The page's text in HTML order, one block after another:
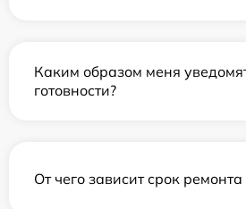
Каким образом меня
готовности?
От чего зависит срок